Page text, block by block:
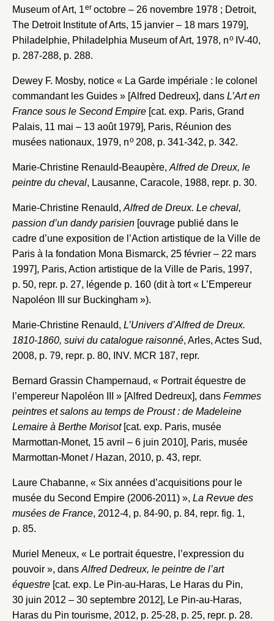
Museum of Art, 1eroctobre – 26 novembre 1978 ; Detroit,
The Detroit Institute of Arts, 15 janvier – 18 mars 1979],
Philadelphie, Philadelphia Museum of Art, 1978, noIV-40,
p. 287-288, p. 288.
Dewey F. Mosby, notice « La Garde impériale : le colonel
commandant les Guides » [Alfred Dedreux], dans L’Art en
France sous le Second Empire [cat. exp. Paris, Grand
Palais, 11 mai – 13 août 1979], Paris, Réunion des
musées nationaux, 1979, no208, p. 341-342, p. 342.
Marie-Christine Renauld-Beaupère, Alfred de Dreux, le
peintre du cheval, Lausanne, Caracole, 1988, repr. p. 30.
Marie-Christine Renauld, Alfred de Dreux. Le cheval,
passion d’un dandy parisien [ouvrage publié dans le
cadre d’une exposition de l’Action artistique de la Ville de
Paris à la fondation Mona Bismarck, 25 février – 22 mars
1997], Paris, Action artistique de la Ville de Paris, 1997,
p. 50, repr. p. 27, légende p. 160 (dit à tort « L’Empereur
Napoléon III sur Buckingham »).
Marie-Christine Renauld, L’Univers d’Alfred de Dreux.
1810-1860, suivi du catalogue raisonné, Arles, Actes Sud,
2008, p. 79, repr. p. 80, INV. MCR 187, repr.
Bernard Grassin Champernaud, « Portrait équestre de
l’empereur Napoléon III » [Alfred Dedreux], dans Femmes
peintres et salons au temps de Proust : de Madeleine
Lemaire à Berthe Morisot[cat. exp. Paris, musée
Marmottan-Monet, 15 avril – 6 juin 2010], Paris, musée
Marmottan-Monet / Hazan, 2010, p. 43, repr.
Laure Chabanne, « Six années d’acquisitions pour le
musée du Second Empire (2006-2011) », La Revue des
musées de France, 2012-4, p. 84-90, p. 84, repr. fig. 1,
p. 85.
Muriel Meneux, « Le portrait équestre, l’expression du
pouvoir », dans Alfred Dedreux, le peintre de l’art
équestre [cat. exp. Le Pin-au-Haras, Le Haras du Pin,
30 juin 2012 – 30 septembre 2012], Le Pin-au-Haras,
Haras du Pin tourisme, 2012, p. 25-28, p. 25, repr. p. 28.
Créer et ajouter
Envoyer
Vous avez oublié votre mot de passe ?